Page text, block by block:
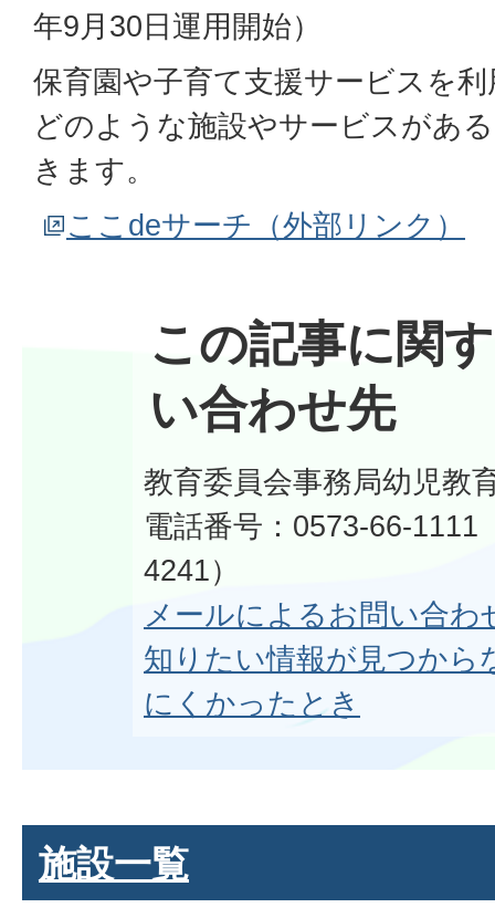
年9月30日運用開始）
保育園や子育て支援サービスを
どのような施設やサービスがあ
きます。
ここdeサーチ（外部リンク）
この記事に関
い合わせ先
教育委員会事務局幼児教
電話番号：0573-66-1111
4241）
メールによるお問い合わ
知りたい情報が見つから
にくかったとき
施設一覧